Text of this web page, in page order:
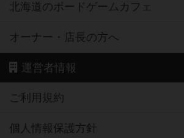
北海道のボードゲームカフェ
オーナー・店長の方へ
運営者情報
ご利用規約
個人情報保護方針